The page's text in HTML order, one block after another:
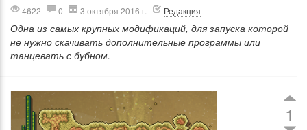
4622
0 3 октября 2016 г. Редакция
Одна из самых крупных модификаций, для запуска которой
не нужно скачивать дополнительные программы или
танцевать с бубном.
1